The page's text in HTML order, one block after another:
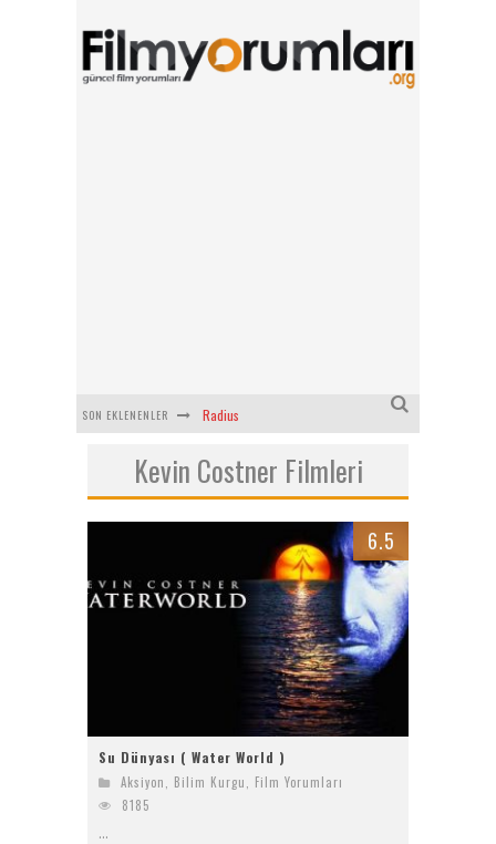
SON EKLENENLER Radius
Filmlabs.co ile İngilizce Altyazılı Film İzle
Bayanların Sohbet Numaralarını Nereden Bulurum
Ziyaret (The Visit)
2017 Filmleri FullHDFilmin.com
Kriptoya yeni katılacaklara Bitget’te başlamak için 6 sebep!
Kevin Costner Filmleri
6.5
Su Dünyası ( Water World )
Aksiyon Bilim Kurgu
Film Yorumları
8185
...